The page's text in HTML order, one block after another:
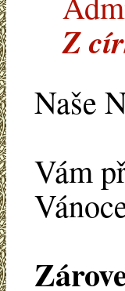
Z
Naše
Vám